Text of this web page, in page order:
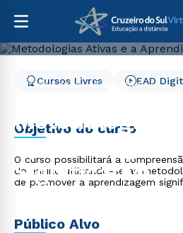
Cursos Livres
Educação
Metodologias
Aprendizagem
Significativa
Cursos Livres EAD
Objetivo do curso
O curso possibilitará a
do ensino utlizando-se as
de promover a aprendizagem
Público Alvo